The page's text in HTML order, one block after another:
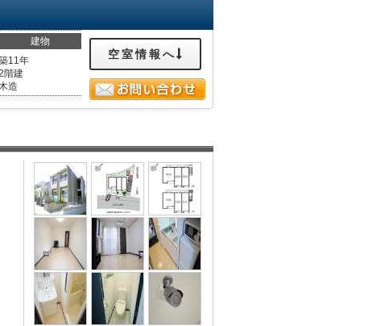
建物
11年
階建
造
空室情報へ